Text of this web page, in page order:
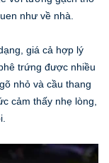
như về nhà.
giá cả hợp lý
trứng được nhiều
nhỏ và cầu thang
cảm thấy nhẹ lòng,